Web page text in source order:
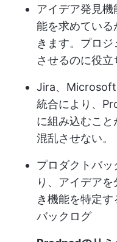
アイデア発見
能を求めてい
きます。 プロジ
させるのに役立
Jira、Microsoft
統合により、
に組み込むこ
混乱させない。
プロダクトバッ
り、アイデア
き機能を特定す
バックログ